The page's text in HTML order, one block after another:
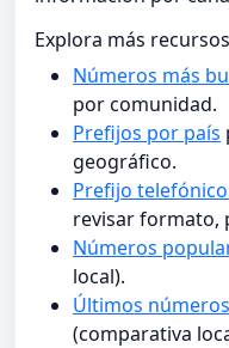
Explora más recursos
Números más
por comunidad.
Prefijos por país
geográfico.
Prefijo
revisar formato,
Números
local).
Últimos
(comparativa